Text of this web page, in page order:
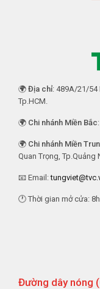
🌍 Địa chỉ: 489A/21/54
Tp.HCM.
🌍 Chi nhánh Miền Bắc
🌍 Chi nhánh Miền
Quan Trọng, Tp.Quảng
📧 Email:
🕐 Thời gian mở cửa:
Đường dây nóng